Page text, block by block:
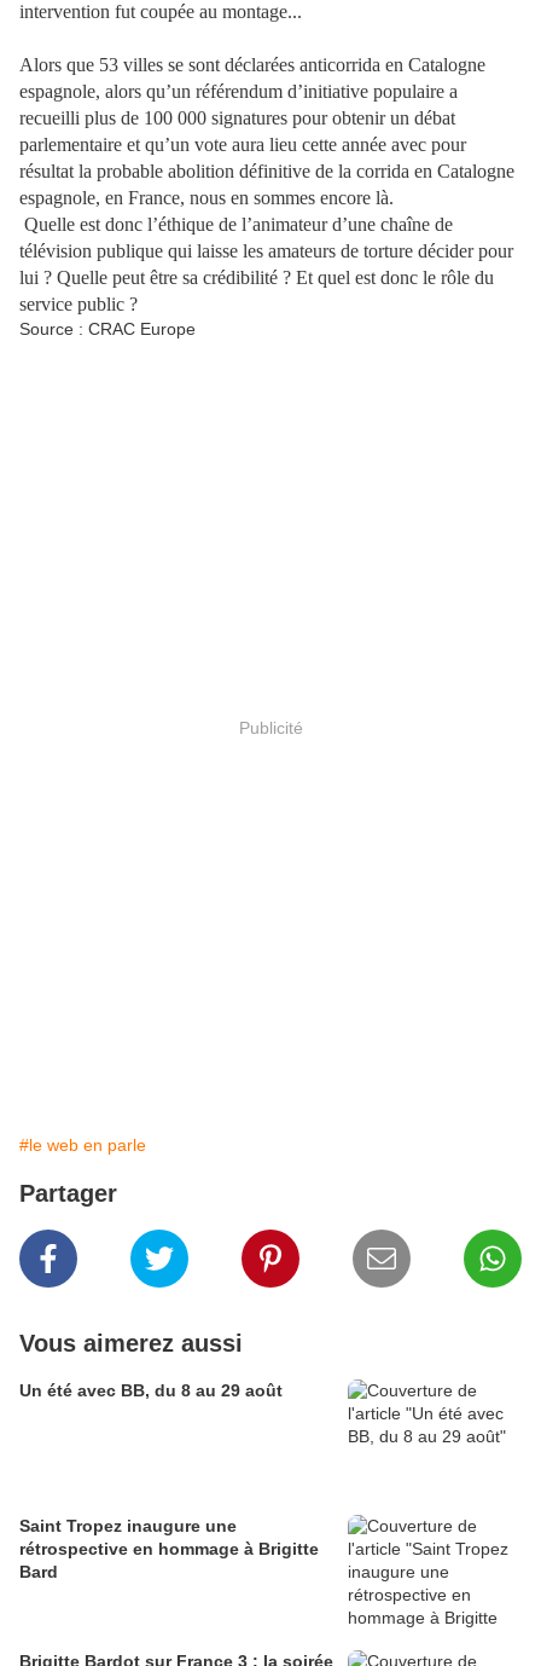
intervention fut coupée au montage...
Alors que 53 villes se sont déclarées anticorrida en Catalogne
espagnole, alors qu’un référendum d’initiative populaire a
recueilli plus de 100 000 signatures pour obtenir un débat
parlementaire et qu’un vote aura lieu cette année avec pour
résultat la probable abolition définitive de la corrida en Catalogne
espagnole, en France, nous en sommes encore là.
Quelle est donc l’éthique de l’animateur d’une chaîne de
télévision publique qui laisse les amateurs de torture décider pour
lui ? Quelle peut être sa crédibilité ? Et quel est donc le rôle du
service public ?
Source : CRAC Europe
Publicité
#le web en parle
Partager
Vous aimerez aussi
Un été avec BB, du 8 au 29 août
Saint Tropez inaugure une
rétrospective en hommage à Brigitte
Bard
Brigitte Bardot sur France 3 : la soirée